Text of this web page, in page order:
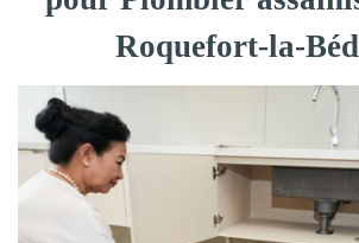
Roquefort-la-